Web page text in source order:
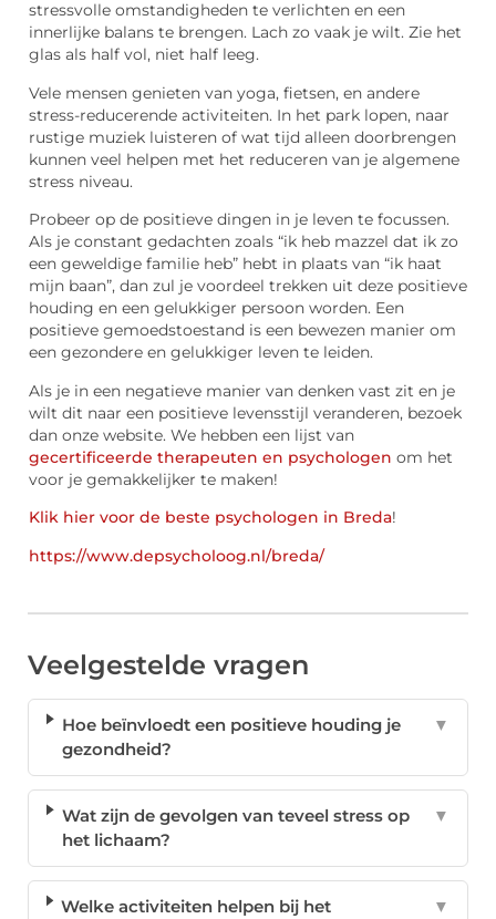
stressvolle omstandigheden te verlichten en een
innerlijke balans te brengen. Lach zo vaak je wilt. Zie het
glas als half vol, niet half leeg.
Vele mensen genieten van yoga, fietsen, en andere
stress-reducerende activiteiten. In het park lopen, naar
rustige muziek luisteren of wat tijd alleen doorbrengen
kunnen veel helpen met het reduceren van je algemene
stress niveau.
Probeer op de positieve dingen in je leven te focussen.
Als je constant gedachten zoals “ik heb mazzel dat ik zo
een geweldige familie heb” hebt in plaats van “ik haat
mijn baan”, dan zul je voordeel trekken uit deze positieve
houding en een gelukkiger persoon worden. Een
positieve gemoedstoestand is een bewezen manier om
een gezondere en gelukkiger leven te leiden.
Als je in een negatieve manier van denken vast zit en je
wilt dit naar een positieve levensstijl veranderen, bezoek
dan onze website. We hebben een lijst van
gecertificeerde therapeuten en psychologen om het
voor je gemakkelijker te maken!
Klik hier voor de beste psychologen in Breda!
https://www.depsycholoog.nl/breda/
Veelgestelde vragen
Hoe beïnvloedt een positieve houding je
gezondheid?
▼
Wat zijn de gevolgen van teveel stress op
het lichaam?
▼
Welke activiteiten helpen bij het
▼